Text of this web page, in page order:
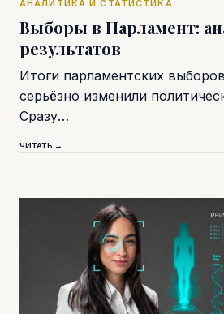
АНАЛИТИКА И СТАТИСТИКА
Выборы в Парламент:
результатов
Итоги парламентских
серьёзно изменили
Сразу…
ЧИТАТЬ →